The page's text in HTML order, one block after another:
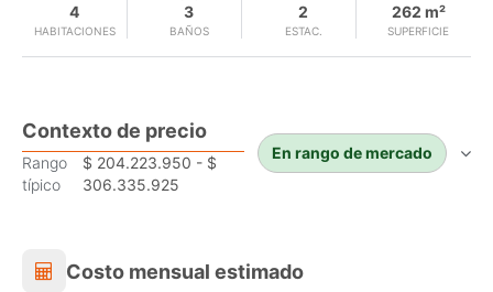
HABITACIONES
4
BAÑOS
3
ESTAC.
2
SUPERFICIE
262 m²
Contexto de precio
Rango
típico
$ 204.223.950 - $
306.335.925
En rango de mercado
Costo mensual estimado
Costo mensual estimado